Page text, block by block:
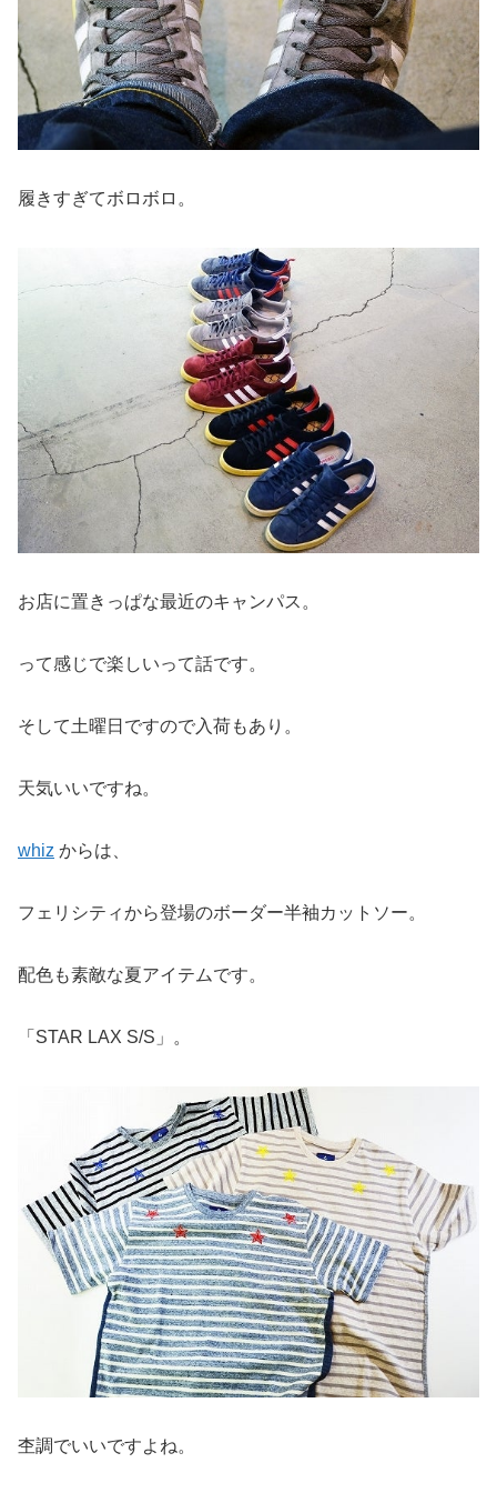
履きすぎてボロボロ。
お店に置きっぱな最近のキャンパス。
って感じで楽しいって話です。
そして土曜日ですので入荷もあり。
天気いいですね。
whiz からは、
フェリシティから登場のボーダー半袖カットソー。
配色も素敵な夏アイテムです。
「STAR LAX S/S」。
杢調でいいですよね。